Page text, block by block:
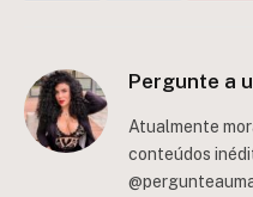
Pergunte a
Atualmente
conteúdos